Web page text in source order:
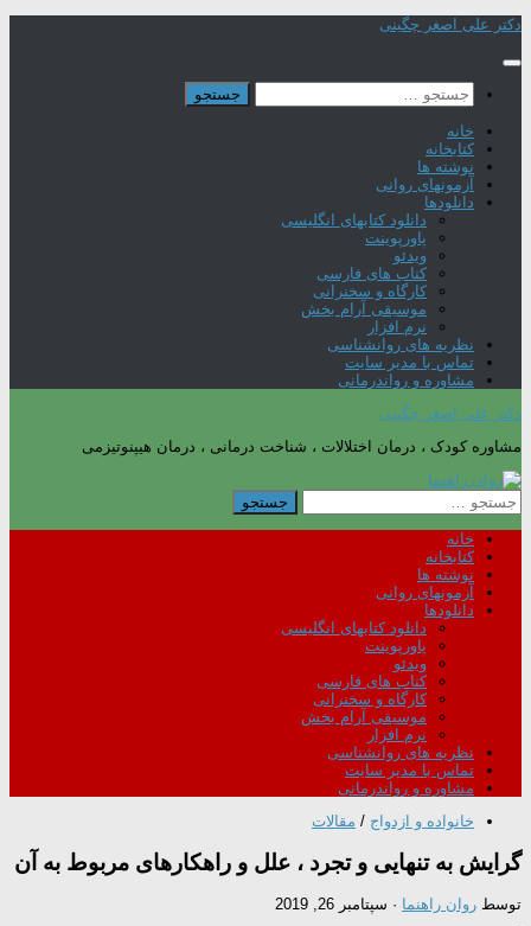
Skip
content
دکتر علی اصغر چگینی
جستجو
برای:
خانه
کتابخانه
نوشته ها
آزمونهای روانی
دانلودها
دانلود کتابهای انگلیسی
پاورپوینت
ویدئو
کتاب های فارسی
کارگاه و سخنرانی
موسیقی آرام بخش
نرم افزار
نظریه های روانشناسی
تماس با مدیر سایت
مشاوره و رواندرمانی
دکتر علی اصغر چگینی
مشاوره کودک ، درمان اختلالات ، شناخت درمانی ، درمان هیپنوتیزمی
جستجو
برای:
خانه
کتابخانه
نوشته ها
آزمونهای روانی
دانلودها
دانلود کتابهای انگلیسی
پاورپوینت
ویدئو
کتاب های فارسی
کارگاه و سخنرانی
موسیقی آرام بخش
نرم افزار
نظریه های روانشناسی
تماس با مدیر سایت
مشاوره و رواندرمانی
خانواده و ازدواج / مقالات
گرایش به تنهایی و تجرد ، علل و راهکارهای مربوط به آن
توسط روان راهنما · سپتامبر 26, 2019